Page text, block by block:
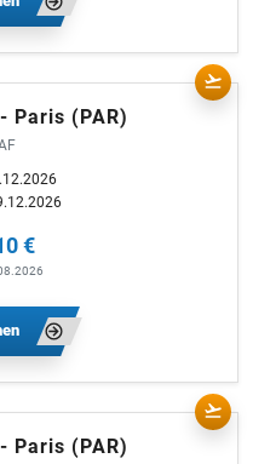
Paris (PAR)
€
Paris (PAR)